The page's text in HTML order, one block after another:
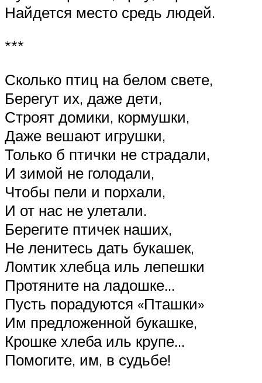
Найдется место средь людей.
***
Сколько птиц на белом свете,
Берегут их, даже дети,
Строят домики, кормушки,
Даже вешают игрушки,
Только б птички не страдали,
И зимой не голодали,
Чтобы пели и порхали,
И от нас не улетали.
Берегите птичек наших,
Не ленитесь дать букашек,
Ломтик хлебца иль лепешки
Протяните на ладошке…
Пусть порадуются «Пташки»
Им предложенной букашке,
Крошке хлеба иль крупе…
Помогите, им, в судьбе!